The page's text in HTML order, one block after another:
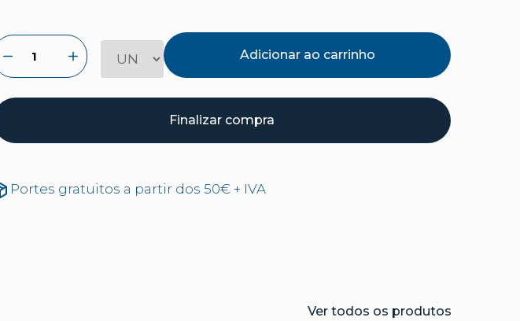
Adicionar ao carrinho
Finalizar compra
Portes gratuitos a partir dos 50€ + IVA
Ver todos os produtos